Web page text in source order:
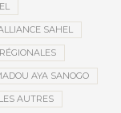
SAHEL
AYA SANOGO
AUTRES